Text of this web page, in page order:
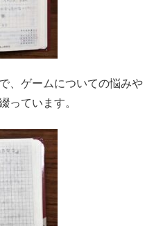
、ゲームについての悩みや
っています。